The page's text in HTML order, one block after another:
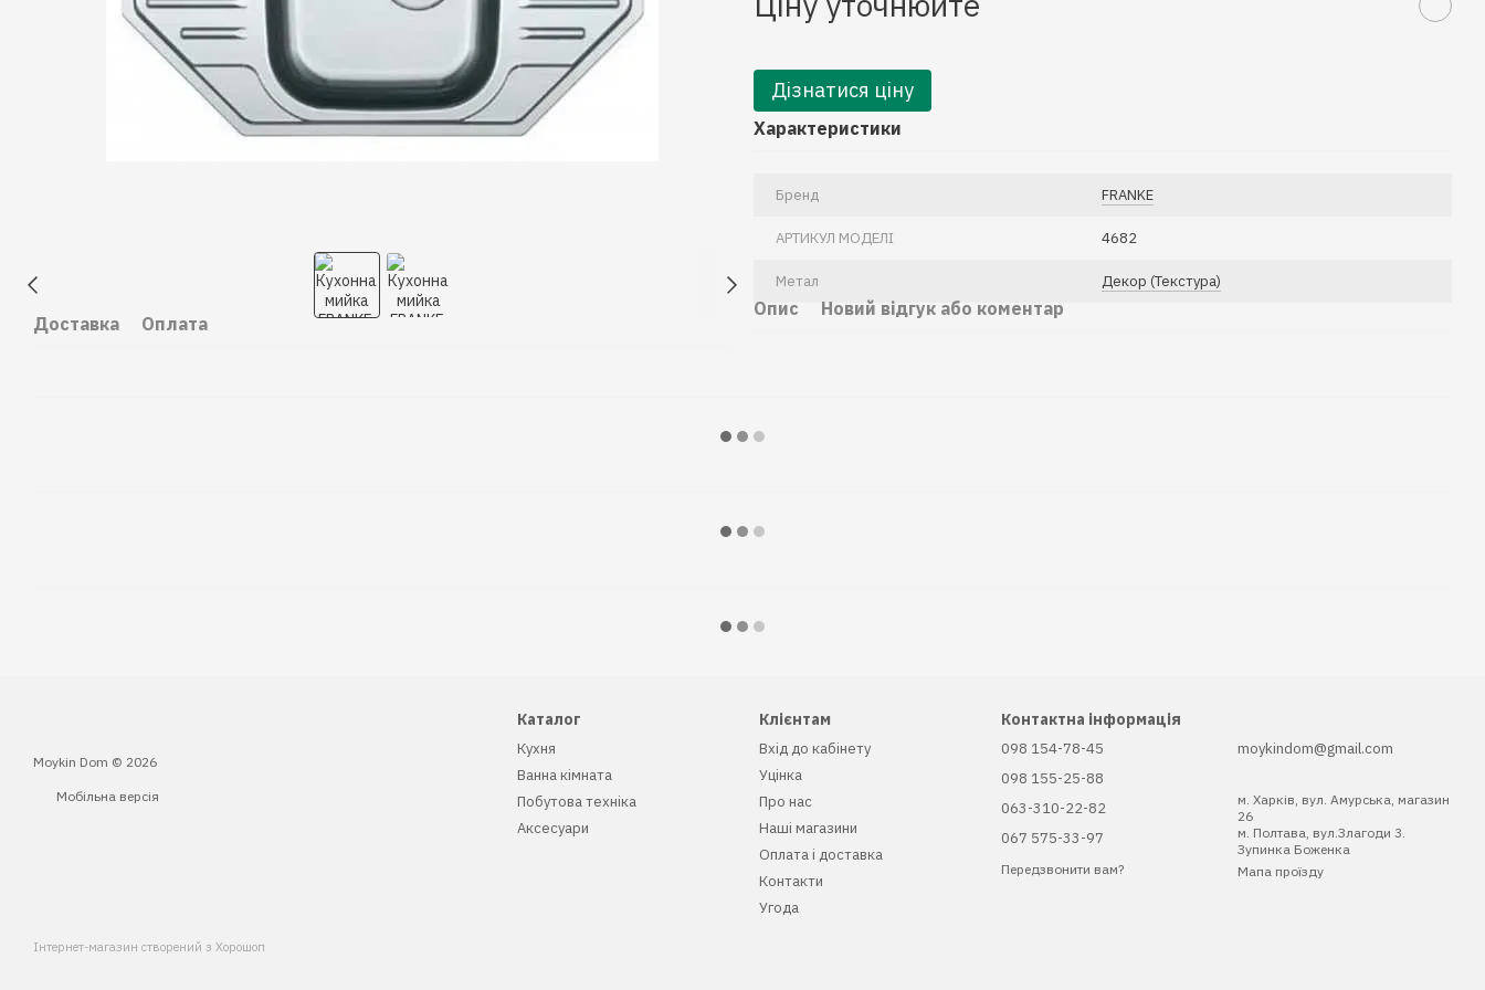
Доставка Оплата
Дізнатися ціну
Характеристики
Бренд FRANKE
АРТИКУЛ МОДЕЛІ 4682
Метал Декор (Текстура)
Опис Новий відгук або коментар
Moykin Dom © 2026
Мобільна версія
Інтернет-магазин створений з Хорошоп
Каталог
Кухня
Ванна кімната
Побутова техніка
Аксесуари
Клієнтам
Вхід до кабінету
Уцінка
Про нас
Наші магазини
Оплата і доставка
Контакти
Угода
Контактна інформація
098 154-78-45
098 155-25-88
063-310-22-82
067 575-33-97
Передзвонити вам?
moykindom@gmail.com
м. Харків, вул. Амурська, магазин
26
м. Полтава, вул.Злагоди 3.
Зупинка Боженка
Мапа проїзду